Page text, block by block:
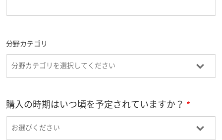
分野カテゴリ
購入の時期はいつ頃を予定されていますか？